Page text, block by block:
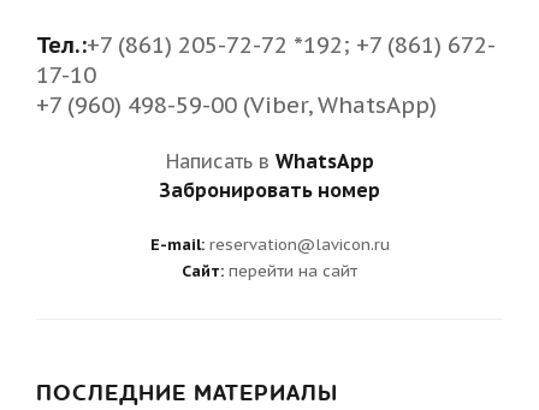
Тел.:+7 (861) 205-72-72 *192; +7 (861) 672-
17-10
+7 (960) 498-59-00 (Viber, WhatsApp)
Написать в WhatsApp
Забронировать номер
E-mail:reservation@lavicon.ru
Сайт: перейти на сайт
ПОСЛЕДНИЕ МАТЕРИАЛЫ